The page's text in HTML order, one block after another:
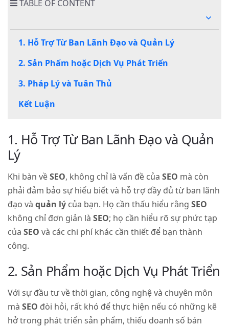
TABLE OF CONTENT
1. Hỗ Trợ Từ Ban Lãnh Đạo và Quản Lý
2. Sản Phẩm hoặc Dịch Vụ Phát Triển
3. Pháp Lý và Tuân Thủ
Kết Luận
1. Hỗ Trợ Từ Ban Lãnh Đạo và Quản
Lý
Khi bàn vềSEO, không chỉ là vấn đề của SEO mà còn
phải đảm bảo sự hiểu biết và hỗ trợ đầy đủ từ ban lãnh
đạo và quản lý của bạn. Họ cần thấu hiểu rằng SEO
không chỉ đơn giản là SEO; họ cần hiểu rõ sự phức tạp
của SEO và các chi phí khác cần thiết để bạn thành
công.
2. Sản Phẩm hoặc Dịch Vụ Phát Triển
Với sự đầu tư về thời gian, công nghệ và chuyên môn
mà SEO đòi hỏi, rất khó để thực hiện nếu có những kẽ
hở trong phát triển sản phẩm, thiếu doanh số bán